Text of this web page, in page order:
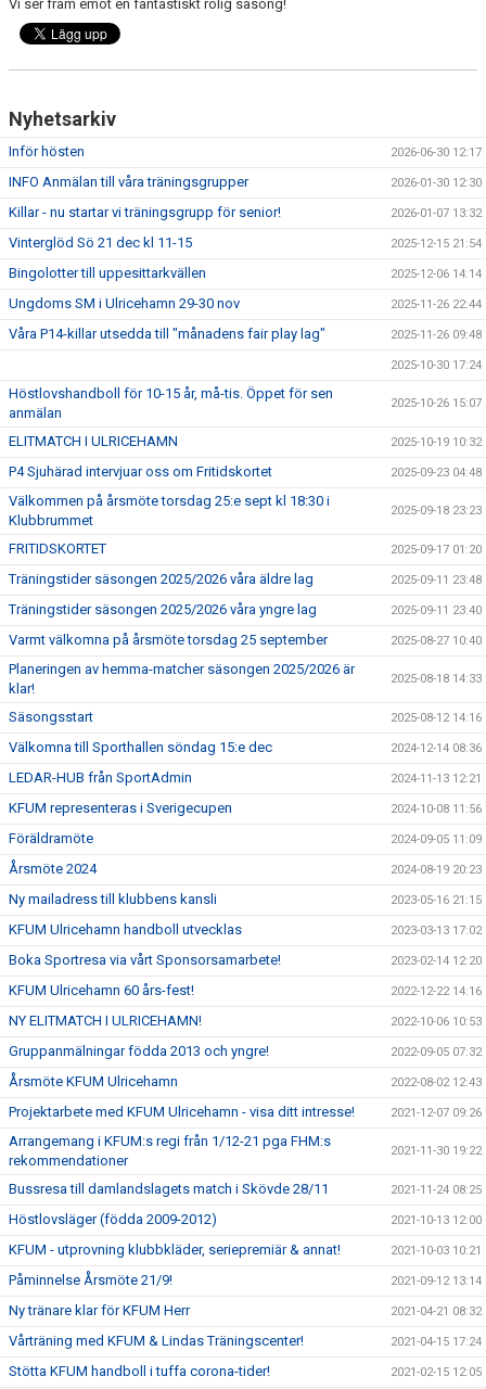
Vi ser fram emot en fantastiskt rolig säsong!
Nyhetsarkiv
Inför hösten 2026-06-30 12:17
INFO Anmälan till våra träningsgrupper 2026-01-30 12:30
Killar - nu startar vi träningsgrupp för senior! 2026-01-07 13:32
Vinterglöd Sö 21 dec kl 11-15 2025-12-15 21:54
Bingolotter till uppesittarkvällen 2025-12-06 14:14
Ungdoms SM i Ulricehamn 29-30 nov 2025-11-26 22:44
Våra P14-killar utsedda till "månadens fair play lag" 2025-11-26 09:48
2025-10-30 17:24
Höstlovshandboll för 10-15 år, må-tis. Öppet för sen
anmälan
2025-10-26 15:07
ELITMATCH I ULRICEHAMN 2025-10-19 10:32
P4 Sjuhärad intervjuar oss om Fritidskortet 2025-09-23 04:48
Välkommen på årsmöte torsdag 25:e sept kl 18:30 i
Klubbrummet
2025-09-18 23:23
FRITIDSKORTET 2025-09-17 01:20
Träningstider säsongen 2025/2026 våra äldre lag 2025-09-11 23:48
Träningstider säsongen 2025/2026 våra yngre lag 2025-09-11 23:40
Varmt välkomna på årsmöte torsdag 25 september 2025-08-27 10:40
Planeringen av hemma-matcher säsongen 2025/2026 är
klar!
2025-08-18 14:33
Säsongsstart 2025-08-12 14:16
Välkomna till Sporthallen söndag 15:e dec 2024-12-14 08:36
LEDAR-HUB från SportAdmin 2024-11-13 12:21
KFUM representeras i Sverigecupen 2024-10-08 11:56
Föräldramöte 2024-09-05 11:09
Årsmöte 2024 2024-08-19 20:23
Ny mailadress till klubbens kansli 2023-05-16 21:15
KFUM Ulricehamn handboll utvecklas 2023-03-13 17:02
Boka Sportresa via vårt Sponsorsamarbete! 2023-02-14 12:20
KFUM Ulricehamn 60 års-fest! 2022-12-22 14:16
NY ELITMATCH I ULRICEHAMN! 2022-10-06 10:53
Gruppanmälningar födda 2013 och yngre! 2022-09-05 07:32
Årsmöte KFUM Ulricehamn 2022-08-02 12:43
Projektarbete med KFUM Ulricehamn - visa ditt intresse! 2021-12-07 09:26
Arrangemang i KFUM:s regi från 1/12-21 pga FHM:s
rekommendationer
2021-11-30 19:22
Bussresa till damlandslagets match i Skövde 28/11 2021-11-24 08:25
Höstlovsläger (födda 2009-2012) 2021-10-13 12:00
KFUM - utprovning klubbkläder, seriepremiär & annat! 2021-10-03 10:21
Påminnelse Årsmöte 21/9! 2021-09-12 13:14
Ny tränare klar för KFUM Herr 2021-04-21 08:32
Vårträning med KFUM & Lindas Träningscenter! 2021-04-15 17:24
Stötta KFUM handboll i tuffa corona-tider! 2021-02-15 12:05